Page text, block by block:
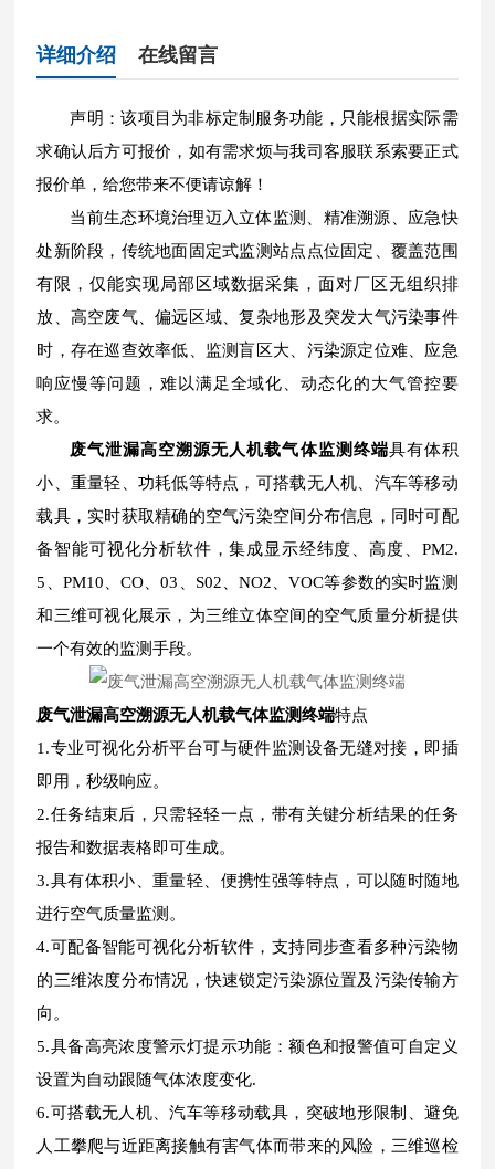
详细介绍 在线留言
声明：该项目为非标定制服务功能，只能根据实际需
求确认后方可报价，如有需求烦与我司客服联系索要正式
报价单，给您带来不便请谅解！
当前生态环境治理迈入立体监测、精准溯源、应急快
处新阶段，传统地面固定式监测站点点位固定、覆盖范围
有限，仅能实现局部区域数据采集，面对厂区无组织排
放、高空废气、偏远区域、复杂地形及突发大气污染事件
时，存在巡查效率低、监测盲区大、污染源定位难、应急
响应慢等问题，难以满足全域化、动态化的大气管控要
求。
废气泄漏高空溯源无人机载气体监测终端具有体积
小、重量轻、功耗低等特点，可搭载无人机、汽车等移动
载具，实时获取精确的空气污染空间分布信息，同时可配
备智能可视化分析软件，集成显示经纬度、高度、PM2.
5、PM10、CO、03、S02、NO2、VOC等参数的实时监测
和三维可视化展示，为三维立体空间的空气质量分析提供
一个有效的监测手段。
废气泄漏高空溯源无人机载气体监测终端特点
1.专业可视化分析平台可与硬件监测设备无缝对接，即插
即用，秒级响应。
2.任务结束后，只需轻轻一点，带有关键分析结果的任务
报告和数据表格即可生成。
3.具有体积小、重量轻、便携性强等特点，可以随时随地
进行空气质量监测。
4.可配备智能可视化分析软件，支持同步查看多种污染物
的三维浓度分布情况，快速锁定污染源位置及污染传输方
向。
5.具备高亮浓度警示灯提示功能：额色和报警值可自定义
设置为自动跟随气体浓度变化.
6.可搭载无人机、汽车等移动载具，突破地形限制、避免
人工攀爬与近距离接触有害气体而带来的风险，三维巡检